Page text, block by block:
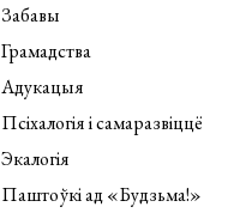
Забавы
Грамадства
Адукацыя
Псіхалогія і самаразвіццё
Экалогія
Паштоўкі ад «Будзьма!»